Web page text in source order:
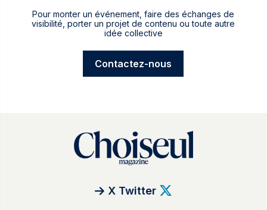
Pour monter un événement, faire des échanges de
visibilité, porter un projet de contenu ou toute autre
idée collective
Contactez-nous
X Twitter